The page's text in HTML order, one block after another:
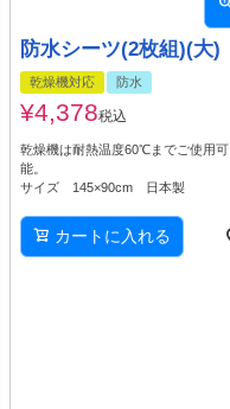
防水シーツ(2枚組)(大)
乾燥機対応 防水
¥4,378税込
乾燥機は耐熱温度60℃までご使用可
能。
サイズ 145×90cm 日本製
カートに入れる